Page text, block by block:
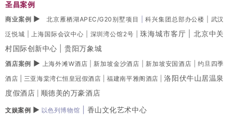
圣昌案例
商业案例 ▶ 北京雁栖湖APEC/G20别墅项目 |科兴集团总部办公楼
武汉
泛悦城 |上海国际会议中心 深圳湾公馆2号 |珠海城市客厅
北京中关
村国际创新中心 |贵阳万象城
酒店案例 ▶ 上海外滩W酒店 新加坡金沙酒店 新加坡安国酒店 |约旦四季
酒店 | 三亚海棠湾仁恒皇冠假酒店 |福建南平雅阁酒店 |洛阳伏牛山居温泉
度假酒店
顺德美的万豪酒店
文娱案例 ▶ 以色列博物馆 香山文化艺术中心